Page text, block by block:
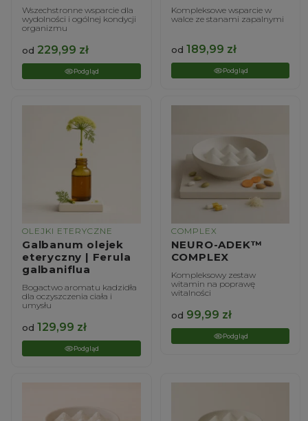
Wszechstronne wsparcie dla
wydolności i ogólnej kondycji
organizmu
od 229,99 zł
Podgląd
Kompleksowe wsparcie w
walce ze stanami zapalnymi
od 189,99 zł
Podgląd
OLEJKI ETERYCZNE
Galbanum olejek
eteryczny | Ferula
galbaniflua
Bogactwo aromatu kadzidła
dla oczyszczenia ciała i
umysłu
od 129,99 zł
Podgląd
COMPLEX
NEURO-ADEK™
COMPLEX
Kompleksowy zestaw
witamin na poprawę
witalności
od 99,99 zł
Podgląd